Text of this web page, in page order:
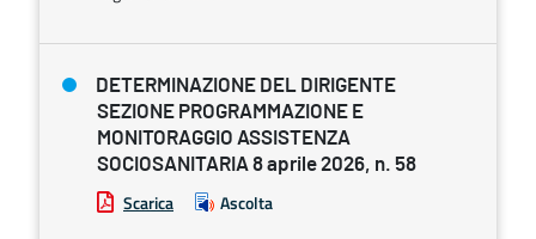
DETERMINAZIONE DEL DIRIGENTE
SEZIONE PROGRAMMAZIONE E
MONITORAGGIO ASSISTENZA
SOCIOSANITARIA 8 aprile 2026, n. 58
Scarica Ascolta